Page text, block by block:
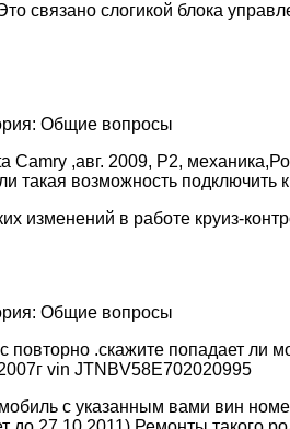
связано слогикой блока
Общие вопросы
,авг. 2009, Р2,
такая возможность
изменений в работе круиз-
Общие вопросы
повторно .скажите попадает
vin JTNBV58E702020995
с указанным вами вин